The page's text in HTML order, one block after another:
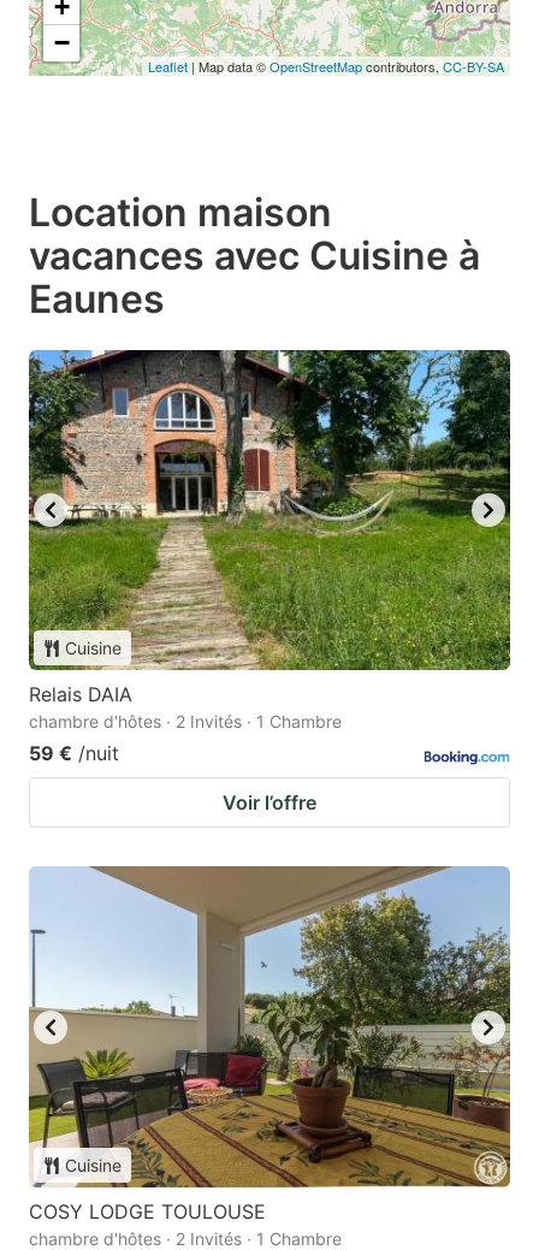
+
−
Leaflet | Map data ©OpenStreetMapcontributors,CC-BY-SA
Location maison
vacances avec Cuisine à
Eaunes
Cuisine
Relais DAIA
chambre d'hôtes · 2 Invités · 1 Chambre
59 € /nuit
Voir l’offre
Cuisine
COSY LODGE TOULOUSE
chambre d'hôtes · 2 Invités · 1 Chambre